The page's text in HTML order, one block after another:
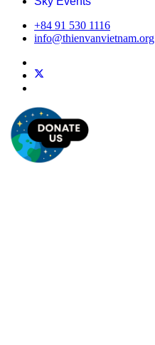
+84 91 530 1116
info@thienvanvietnam.org